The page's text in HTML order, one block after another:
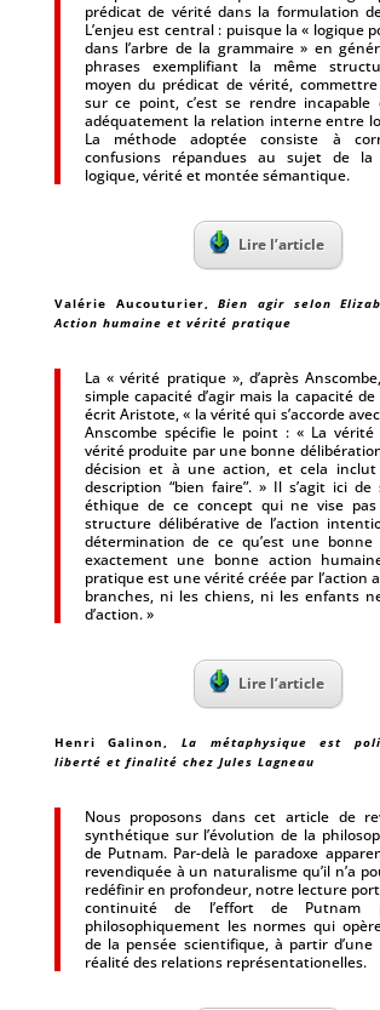
prédicat de vérité dans la formulation
L’enjeu est central : puisque la « logique
dans l’arbre de la grammaire » en
phrases exemplifiant la même
moyen du prédicat de vérité,
sur ce point, c’est se rendre incapable
adéquatement la relation interne entre
La méthode adoptée consiste à
confusions répandues au sujet de
logique, vérité et montée sémantique.
Lire l’article
Valérie Aucouturier,Bien agir selon
Action humaine et vérité pratique
La « vérité pratique », d’après
simple capacité d’agir mais la capacité de
écrit Aristote, « la vérité qui s’accorde
Anscombe spécifie le point : « La
vérité produite par une bonne
décision et à une action, et cela
description “bien faire”. » Il s’agit ici
éthique de ce concept qui ne vise
structure délibérative de l’action
détermination de ce qu’est une
exactement une bonne action
pratique est une vérité créée par l’action
branches, ni les chiens, ni les enfants
d’action. »
Lire l’article
Henri Galinon, La métaphysique est
liberté et finalité chez Jules Lagneau
Nous proposons dans cet article de
synthétique sur l’évolution de la
de Putnam. Par-delà le paradoxe
revendiquée à un naturalisme qu’il n’a
redéfinir en profondeur, notre lecture
continuité de l’effort de Putnam
philosophiquement les normes qui
de la pensée scientifique, à partir
réalité des relations représentationelles.